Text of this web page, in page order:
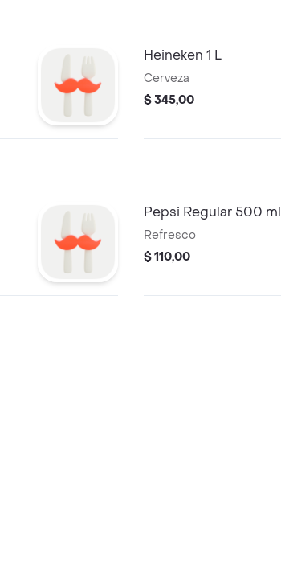
Heineken 1 L
Cerveza
$ 345,00
Pepsi Regular 500 ml
Refresco
$ 110,00